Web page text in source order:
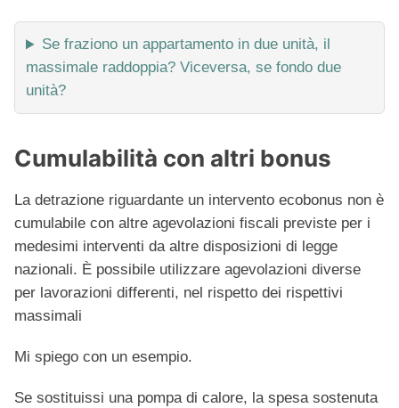
Se fraziono un appartamento in due unità, il
massimale raddoppia? Viceversa, se fondo due
unità?
Cumulabilità con altri bonus
La detrazione riguardante un intervento ecobonus non è
cumulabile con altre agevolazioni fiscali previste per i
medesimi interventi da altre disposizioni di legge
nazionali. È possibile utilizzare agevolazioni diverse
per lavorazioni differenti, nel rispetto dei rispettivi
massimali
Mi spiego con un esempio.
Se sostituissi una pompa di calore, la spesa sostenuta